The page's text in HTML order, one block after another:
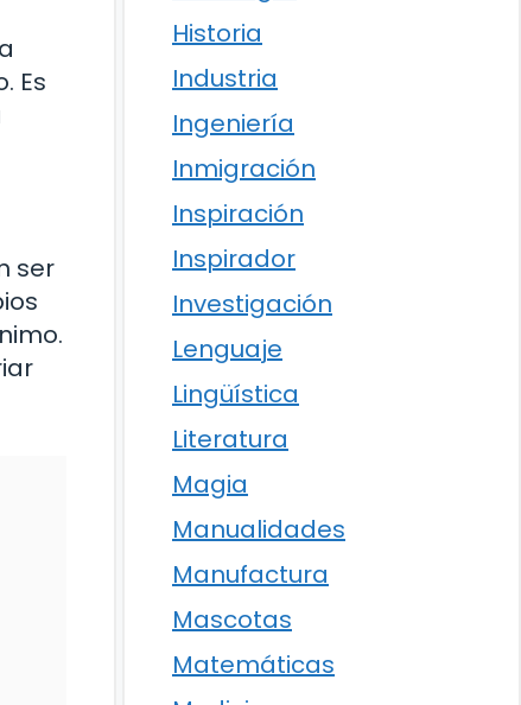
Es
ser
Historia
Industria
Ingeniería
Inmigración
Inspiración
Inspirador
Investigación
Lenguaje
Lingüística
Literatura
Magia
Manualidades
Manufactura
Mascotas
Matemáticas